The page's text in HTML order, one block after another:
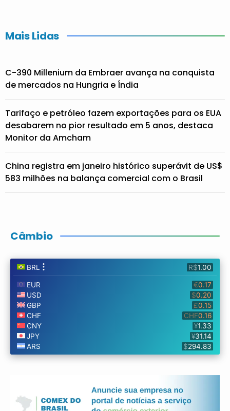
Mais Lidas
C-390 Millenium da Embraer avança na conquista
de mercados na Hungria e Índia
Tarifaço e petróleo fazem exportações para os EUA
desabarem no pior resultado em 5 anos, destaca
Monitor da Amcham
China registra em janeiro histórico superávit de US$
583 milhões na balança comercial com o Brasil
Câmbio